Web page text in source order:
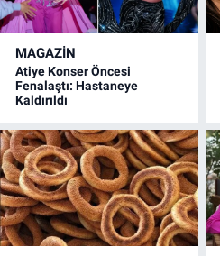
MAGAZİN
Atiye Konser Öncesi
Fenalaştı: Hastaneye
Kaldırıldı